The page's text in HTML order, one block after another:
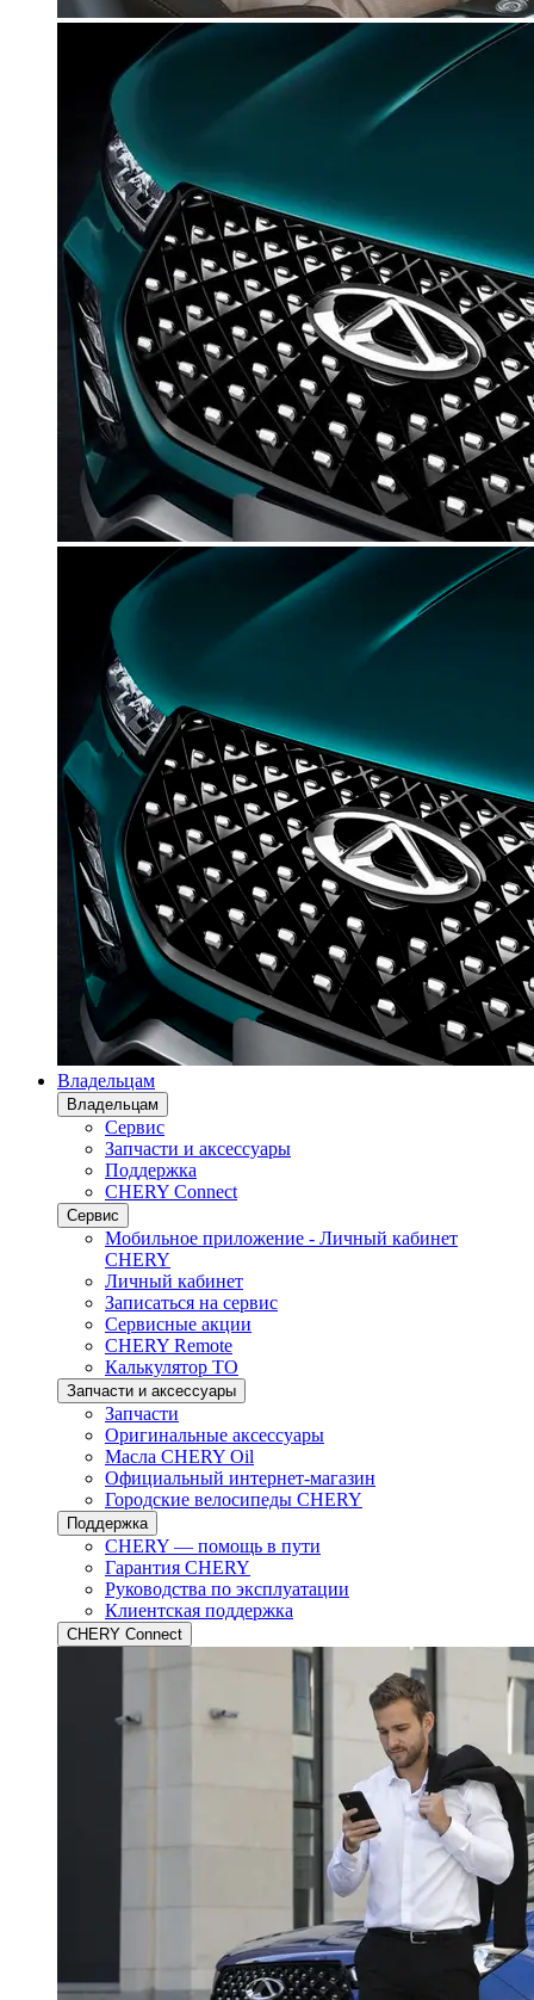
Владельцам
Владельцам
Сервис
Запчасти и аксессуары
Поддержка
CHERY Connect
Сервис
Мобильное приложение - Личный кабинет
CHERY
Личный кабинет
Записаться на сервис
Сервисные акции
CHERY Remote
Калькулятор ТО
Запчасти и аксессуары
Запчасти
Оригинальные аксессуары
Масла CHERY Oil
Официальный интернет-магазин
Городские велосипеды CHERY
Поддержка
CHERY — помощь в пути
Гарантия CHERY
Руководства по эксплуатации
Клиентская поддержка
CHERY Connect